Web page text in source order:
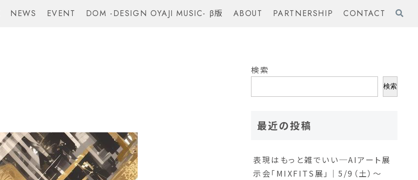
NEWS EVENT DOM -DESIGN OYAJI MUSIC- β版 ABOUT PARTNERSHIP CONTACT
検索
検索
最近の投稿
表現はもっと雑でいい─AIアート展
示会「MIXFITS展」｜5/9（土）〜